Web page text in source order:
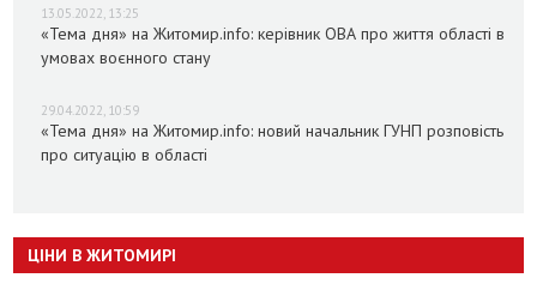
13.05.2022, 13:25
«Тема дня» на Житомир.info: керівник ОВА про життя області в
умовах воєнного стану
29.04.2022, 10:59
«Тема дня» на Житомир.info: новий начальник ГУНП розповість
про ситуацію в області
ЦІНИ В ЖИТОМИРІ